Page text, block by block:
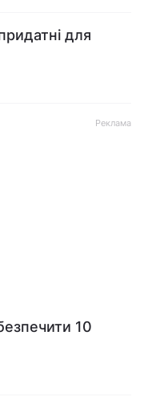
для
Реклама
10